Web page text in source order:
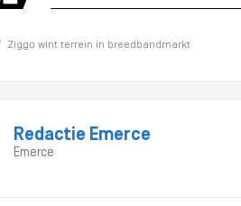
Ziggo wint terrein in breedbandmarkt
Redactie Emerce
Emerce